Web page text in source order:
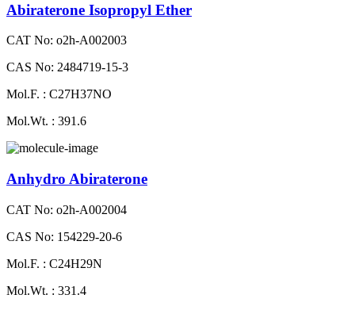
Abiraterone Isopropyl Ether
CAT No: o2h-A002003
CAS No: 2484719-15-3
Mol.F. : C27H37NO
Mol.Wt. : 391.6
Anhydro Abiraterone
CAT No: o2h-A002004
CAS No: 154229-20-6
Mol.F. : C24H29N
Mol.Wt. : 331.4